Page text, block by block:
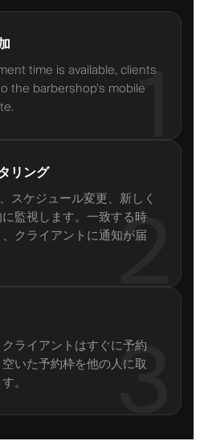
1
time is available, clients
the barbershop’s mobile
2
リング
スケジュール変更、新しく
監視します。一致する時
クライアントに通知が届
3
ライアントはすぐに予約
いた予約枠を他の人に取
。